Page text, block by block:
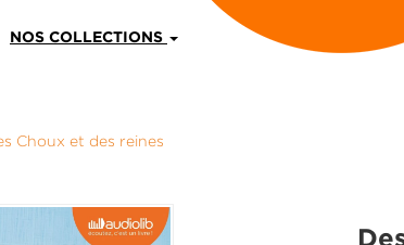
NOS COLLECTIONS
Choux et des reines